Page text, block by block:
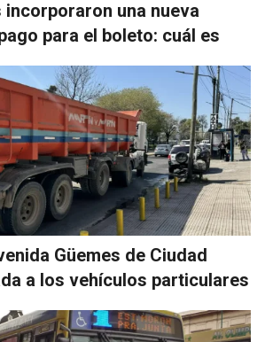
una nueva
para el boleto: cuál es
Güemes de Ciudad
a los vehículos particulares